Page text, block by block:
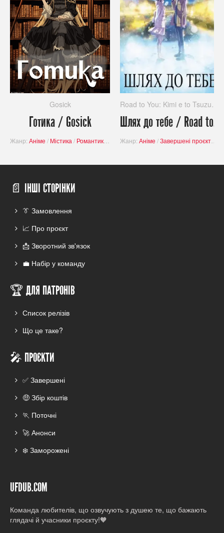
Gosick
Готика / Gosick
Жанр: Аніме / Містика / Романтика Пригоди/Детектив/Завершені
Road to You: Kimi e to Tsuzuku Michi
Шлях до тебе / Road to You: Kimi e to Tsuzuku Michi
Жанр: Аніме /Завершені проєкти
📄 ІНШІ СТОРІНКИ
👔 Замовлення
📈 Про проєкт
📩 Зворотний зв'язок
💼 Набір у команду
🏆 ДЛЯ ПАТРОНІВ
Список релізів
Що це таке?
🎤 ПРОЄКТИ
✅ Завершені
🤑 Збір коштів
🏃 Поточні
🚀 Анонси
❄️ Заморожені
UFDUB.COM
Команда любителів, що озвучують з душею те, що бажають
глядачі й учасники проєкту!🧡